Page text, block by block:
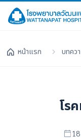
หน้าแรก บทคว
โร